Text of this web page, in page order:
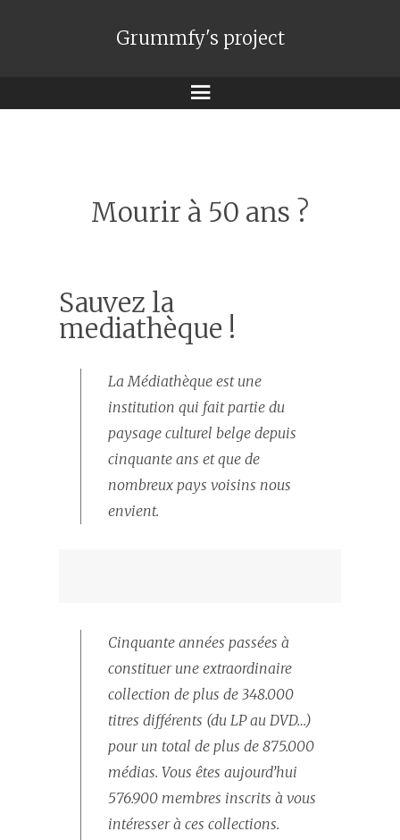
Grummfy's project
Menu
Mourir à 50 ans ?
Sauvez la
mediathèque !
La Médiathèque est une
institution qui fait partie du
paysage culturel belge depuis
cinquante ans et que de
nombreux pays voisins nous
envient.
Cinquante années passées à
constituer une extraordinaire
collection de plus de 348.000
titres différents (du LP au DVD…)
pour un total de plus de 875.000
médias. Vous êtes aujourd’hui
576.900 membres inscrits à vous
intéresser à ces collections.